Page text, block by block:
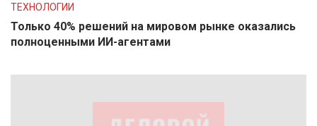
ТЕХНОЛОГИИ
Только 40% решений на мировом рынке оказались
полноценными ИИ-агентами